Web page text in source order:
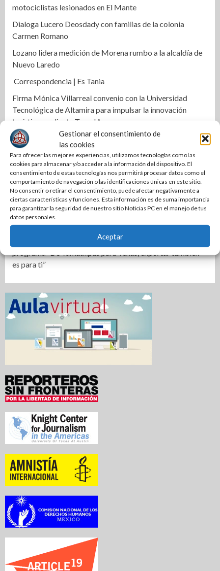
Gestionar el consentimiento de
las cookies
Para ofrecer las mejores experiencias, utilizamos tecnologías como las
cookies para almacenar y/o acceder a la información del dispositivo. El
consentimiento de estas tecnologías nos permitirá procesar datos como el
comportamiento de navegación o las identificaciones únicas en este sitio.
No consentir o retirar el consentimiento, puede afectar negativamente a
ciertas características y funciones. Esta información es de suma importancia
para garantizar la seguridad de nuestro sitio Noticias PC en el manejo de tus
datos personales.
Aceptar
motociclistas lesionados en El Mante
Dialoga Lucero Deosdady con familias de la colonia
Carmen Romano
Lozano lidera medición de Morena rumbo a la alcaldía de
Nuevo Laredo
Correspondencia | Es Tania
Firma Mónica Villarreal convenio con la Universidad
Tecnológica de Altamira para impulsar la innovación
turística mediante TampIA
Destaca Olga Sosa innovación en el campo durante la
presentación de Forward Farming de Bayer en México
Transparencia y finanzas sanas en COMAPA Altamira
Con más obra pública, Mónica Villarreal transforma la
infraestructura vial de Tampico
Impulsa STPS ferias del empleo para jóvenes en tres
regiones de Tamaulipas
Impulsa Tamaulipas exportación de productos locales con
es para ti”